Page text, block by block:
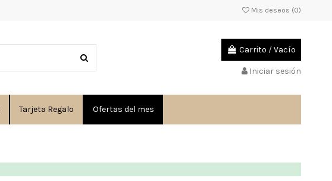
Mis deseos (0)
Carrito /Vacío
Iniciar sesión
Tarjeta Regalo Ofertas del mes